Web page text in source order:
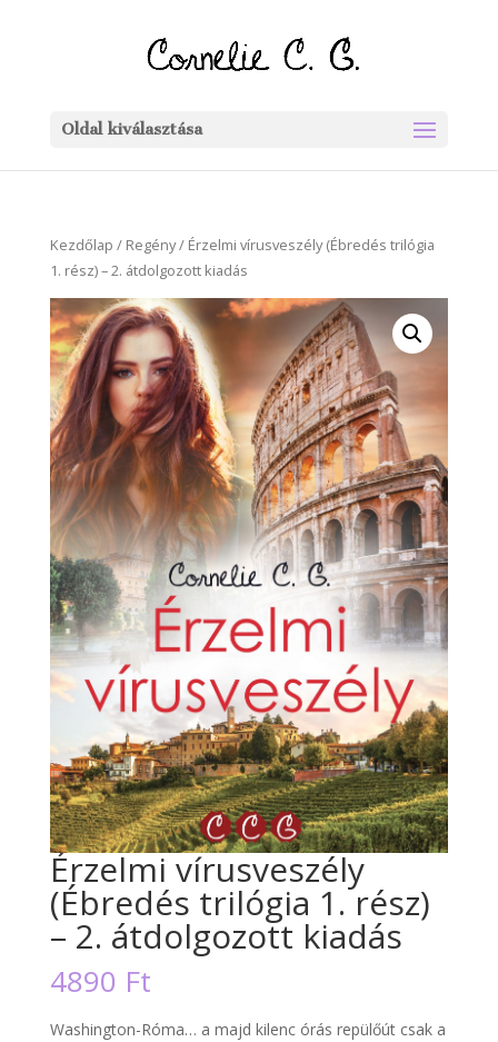
Oldal kiválasztása
Kezdőlap / Regény/ Érzelmi vírusveszély (Ébredés trilógia
1. rész) – 2. átdolgozott kiadás
Érzelmi vírusveszély
(Ébredés trilógia 1. rész)
– 2. átdolgozott kiadás
4890 Ft
Washington-Róma… ​a majd kilenc órás repülőút csak a